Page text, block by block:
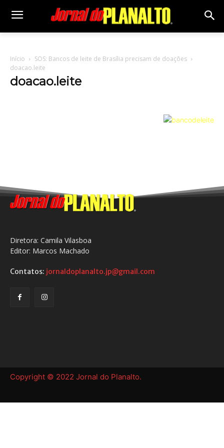
Início
SOS: Bancos de leite de Brasília precisam de doações
doacao.leite
doacao.leite
Diretora: Camila Vilasboa
Editor: Marcos Machado
Contatos: jornaldoplanalto.jp@gmail.com
Copyright © 2022 Jornal do Planalto.